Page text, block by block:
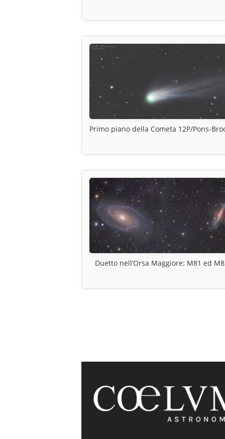
Primo piano della Cometa 12P/Pons-
Duetto nell’Orsa Maggiore: M81 ed